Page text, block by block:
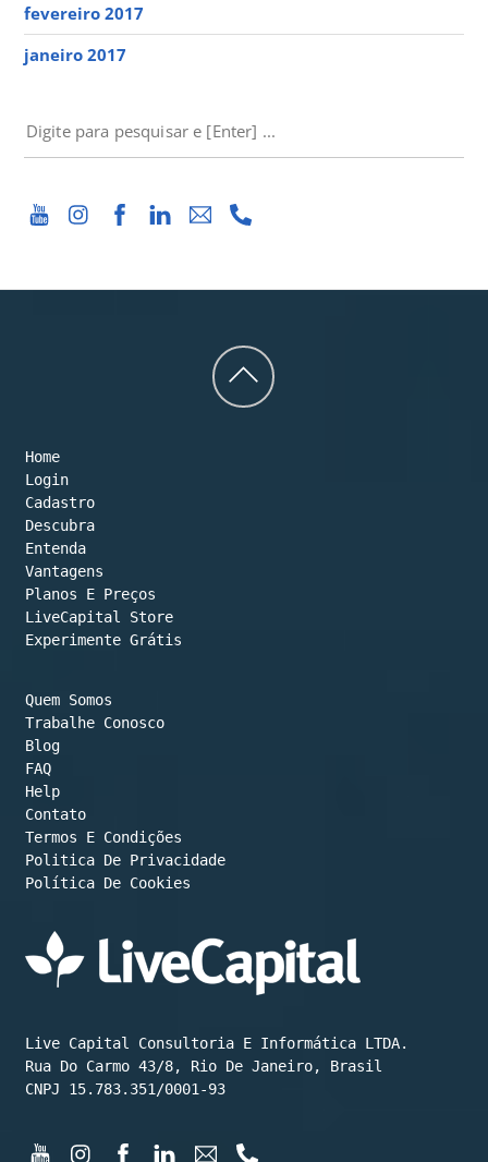
fevereiro 2017
janeiro 2017
PESQUISAR
Back
Home
Login
Cadastro
Descubra
Entenda
Vantagens
Planos E Preços
LiveCapital Store
Experimente Grátis
Quem Somos
Trabalhe Conosco
Blog
FAQ
Help
Contato
Termos E Condições
Política De Cookies
Live Capital Consultoria E Informática LTDA.
Rua Do Carmo 43/8, Rio De Janeiro, Brasil
CNPJ 15.783.351/0001-93